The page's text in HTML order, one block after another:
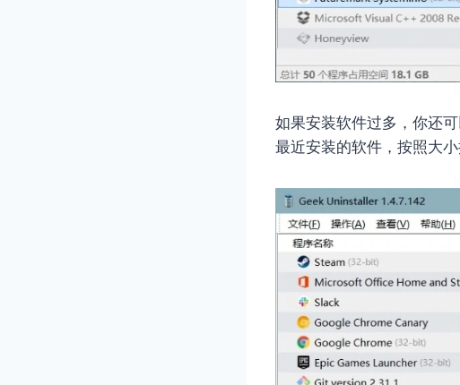
如果安装软件过多，你还
最近安装的软件，按照大